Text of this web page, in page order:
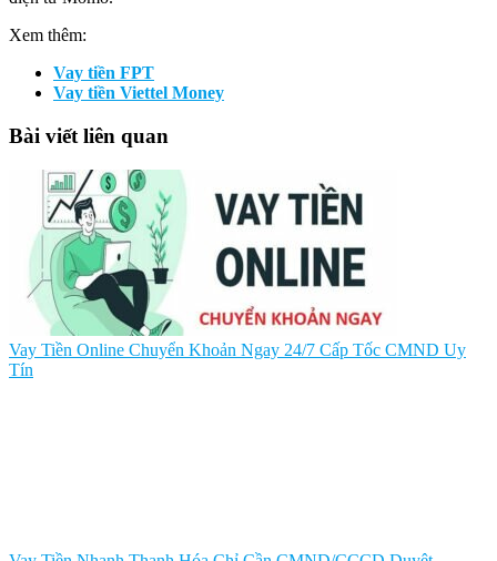
Xem thêm:
Vay tiền FPT
Vay tiền Viettel Money
Bài viết liên quan
Vay Tiền Online Chuyển Khoản Ngay 24/7 Cấp Tốc CMND Uy
Tín